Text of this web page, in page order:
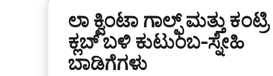
ಲಾ ಕ್ವಿಂಟಾ ಗಾಲ್ಫ್ ಮತ್ತು ಕಂಟ್ರಿ
ಕ್ಲಬ್ ಬಳಿ ಕುಟುಂಬ-ಸ್ನೇಹಿ
ಬಾಡಿಗೆಗಳು